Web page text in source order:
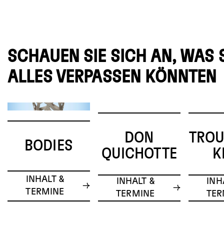
SCHAUEN SIE SICH AN, WAS
ALLES VERPASSEN KÖNNTEN
BODIES
INHALT &
TERMINE
DON
QUICHOTTE
INHALT &
TERMINE